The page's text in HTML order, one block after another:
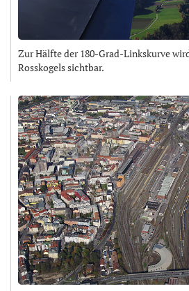
Zur Hälfte der 180-Grad-Linkskurve
Rosskogels sichtbar.